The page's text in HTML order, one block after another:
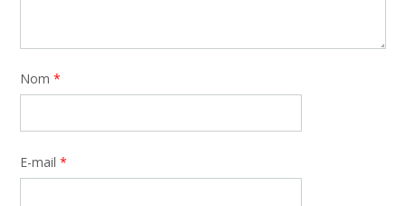
Nom *
E-mail *